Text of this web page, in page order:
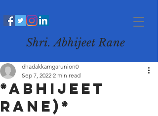
Shri. Abhijeet Rane
*ABHIJEET
RANE)*
dhadakkamgarunion0
Sep 7, 2022 2 min read